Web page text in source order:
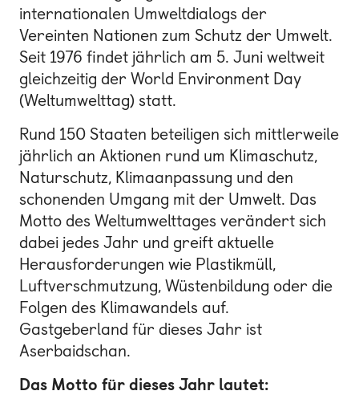
internationalen Umweltdialogs der
Vereinten Nationen zum Schutz der Umwelt.
Seit 1976 findet jährlich am 5. Juni weltweit
gleichzeitig der World Environment Day
(Weltumwelttag) statt.
Rund 150 Staaten beteiligen sich mittlerweile
jährlich an Aktionen rund um Klimaschutz,
Naturschutz, Klimaanpassung und den
schonenden Umgang mit der Umwelt. Das
Motto des Weltumwelttages verändert sich
dabei jedes Jahr und greift aktuelle
Herausforderungen wie Plastikmüll,
Luftverschmutzung, Wüstenbildung oder die
Folgen des Klimawandels auf.
Gastgeberland für dieses Jahr ist
Aserbaidschan.
Das Motto für dieses Jahr lautet: